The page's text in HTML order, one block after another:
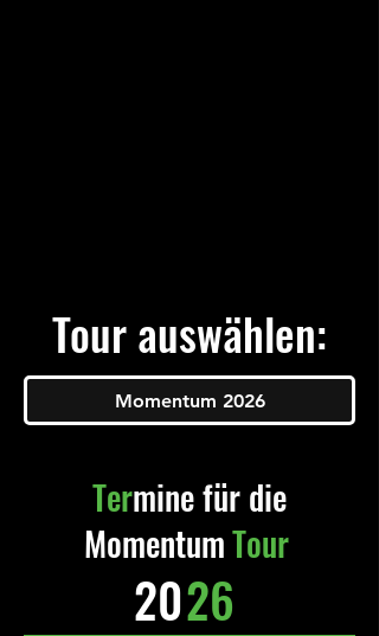
Tour auswählen:
Momentum 2026
Termine für die
MomentumTour
2026